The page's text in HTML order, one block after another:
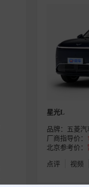
星光L
品牌： 五菱汽
厂商指导价：
北京参考价：
点评
视频